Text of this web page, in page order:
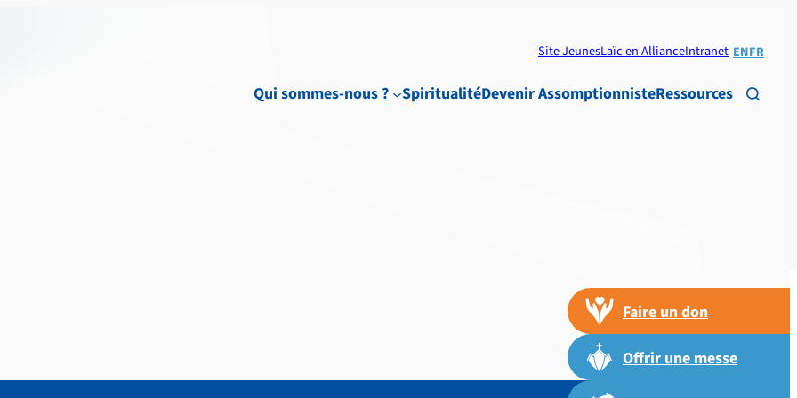
Site JeunesLaïc en AllianceIntranet ENFR
Qui sommes-nous ? SpiritualitéDevenir AssomptionnisteRessources 
Faire un don
Offrir une messe